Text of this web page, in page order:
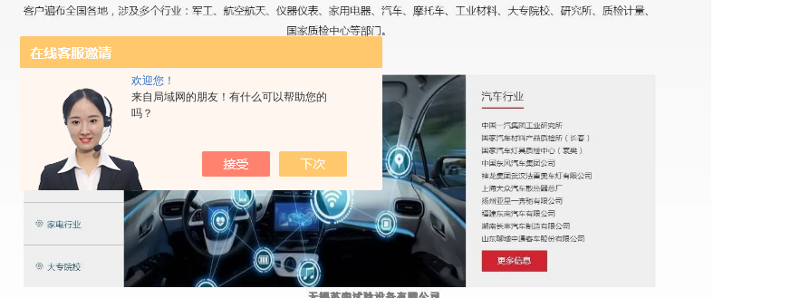
欢迎您！
来自局域网的朋友！有什么可以帮助您的
吗？